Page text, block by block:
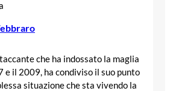
che ha indossato la maglia
e il 2009, ha condiviso il suo punto
situazione che sta vivendo la